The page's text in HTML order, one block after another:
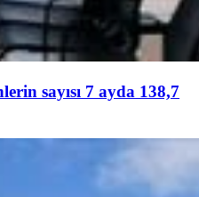
sayısı 7 ayda 138,7